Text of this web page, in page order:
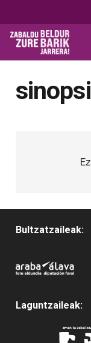
Bultzatzaileak:
Laguntzaileak: